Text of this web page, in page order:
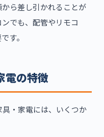
ら差し引かれることが
でも、配管やリモコ
す。
電の特徴
・家電には、いくつか